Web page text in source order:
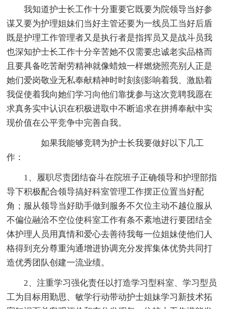
我知道护士长工作十分重要它既要为院领导当好参
谋又要为护理姐妹们当好主管还要为一线员工当好后盾
既是护理工作管理者又是执行者是指挥员又是战斗员我
也深知护士长工作十分辛苦她不仅需要忠诚老实品格而
且要具备吃苦耐劳精神就像蜡烛一样燃烧照亮别人正是
她们爱岗敬业无私奉献精神时时刻刻影响着我、激励着
我促使着我向她们学习向他们靠拢参与这次竞聘我愿在
求真务实中认识在积极进取中不断追求在拼搏奉献中实
现价值在公平竞争中完善自我。
如果我能够竞聘为护士长我要做好以下几工
作：
1、履职尽责团结奋斗在院班子正确领导和护理部指
导下积极配合领导搞好科室管理工作摆正位置当好配
角；服从领导当好助手做到服务不欠位主动不越位服从
不偏位融洽不空位使科室工作有条不紊地进行要团结全
体护理人员用真情和爱心去善待我每一位姐妹使他们人
格得到充分尊重沟通增进协调充分发挥集体优势共同打
造优秀团队创建一流业绩。
2、注重学习强化责任以打造学习型科室、学习型员
工为目标用勤思、敏学行动带动护士姐妹学习新技术拓